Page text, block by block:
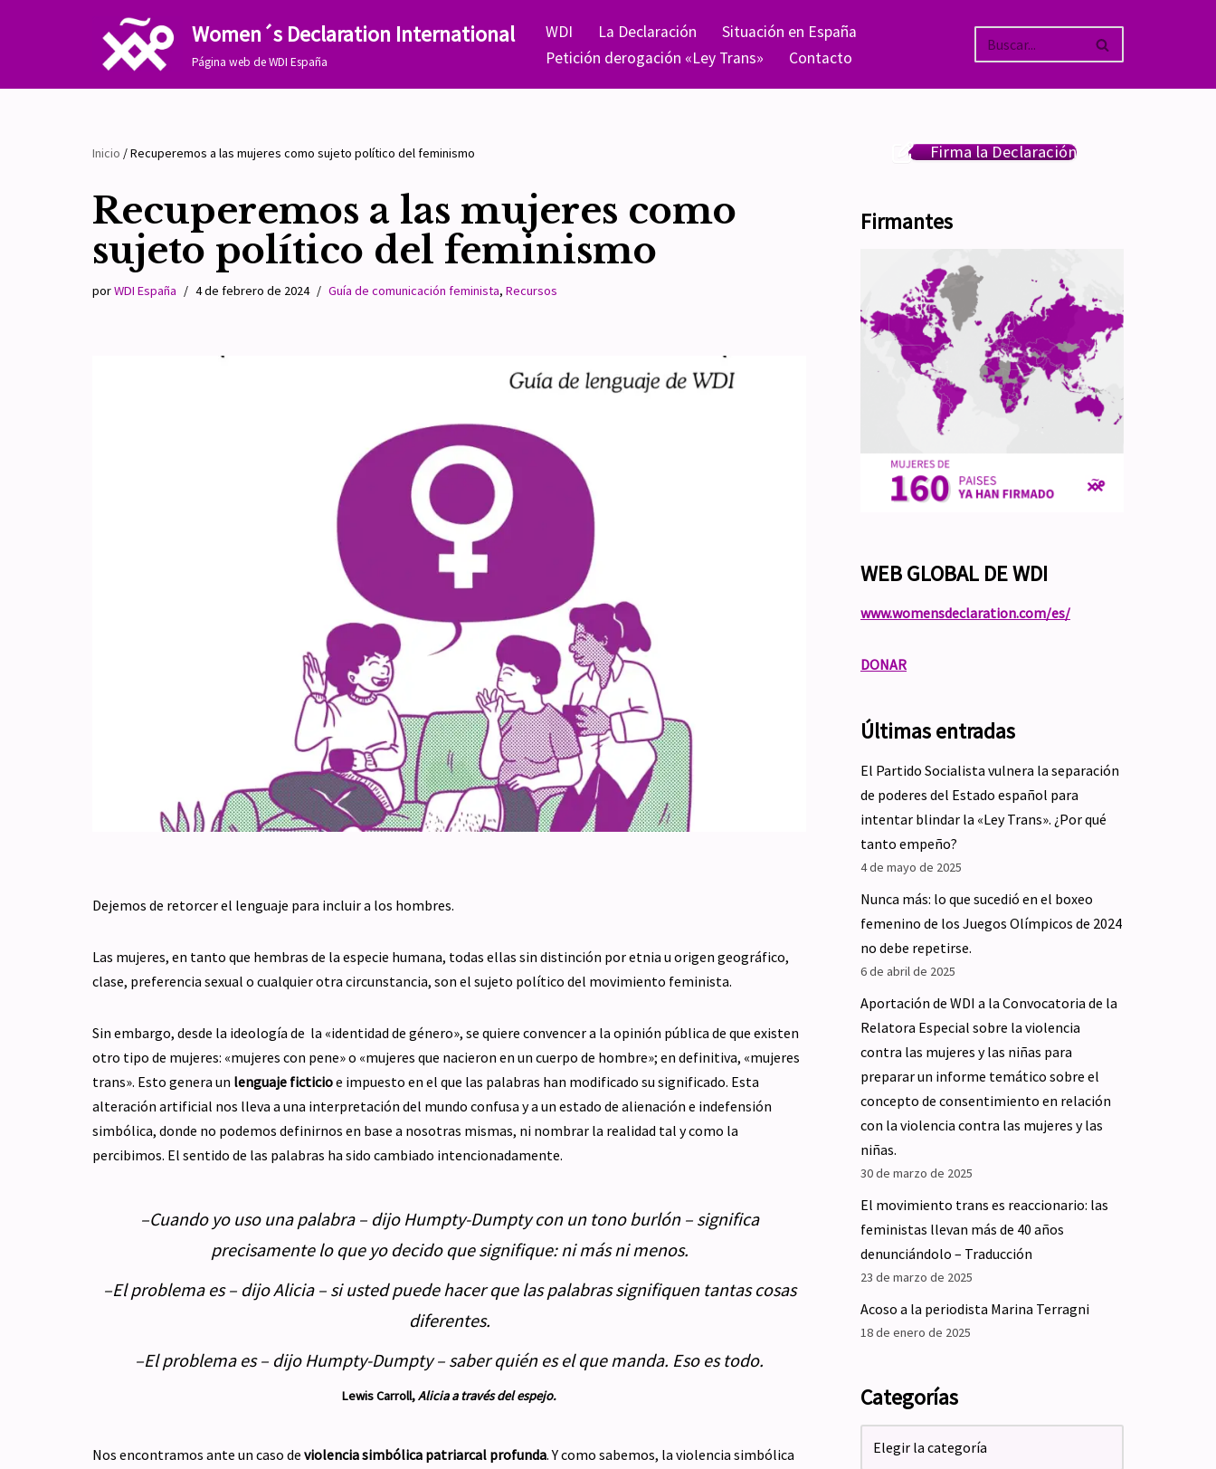
Women´s Declaration International
Página web de WDI España
WDI La Declaración
Situación en España
Petición derogación «Ley Trans»
Contacto
Inicio /Recuperemos a las mujeres como sujeto político del feminismo
Recuperemos a las mujeres como
sujeto político del feminismo
porWDI España 4 de febrero de 2024 Guía de comunicación feminista, Recursos
Dejemos de retorcer el lenguaje para incluir a los hombres.
Las mujeres, en tanto que hembras de la especie humana, todas ellas sin distinción por etnia u origen geográfico,
clase, preferencia sexual o cualquier otra circunstancia, son el sujeto político del movimiento feminista.
Sin embargo, desde la ideología de la «identidad de género», se quiere convencer a la opinión pública de que existen
otro tipo de mujeres: «mujeres con pene» o «mujeres que nacieron en un cuerpo de hombre»; en definitiva, «mujeres
trans». Esto genera un lenguaje ficticioe impuesto en el que las palabras han modificado su significado. Esta
alteración artificial nos lleva a una interpretación del mundo confusa y a un estado de alienación e indefensión
simbólica, donde no podemos definirnos en base a nosotras mismas, ni nombrar la realidad tal y como la
percibimos. El sentido de las palabras ha sido cambiado intencionadamente.
–Cuando yo uso una palabra – dijo Humpty-Dumpty con un tono burlón – significa
precisamente lo que yo decido que signifique: ni más ni menos.
–El problema es – dijo Alicia – si usted puede hacer que las palabras signifiquen tantas cosas
diferentes.
–El problema es – dijo Humpty-Dumpty – saber quién es el que manda. Eso es todo.
Lewis Carroll,Alicia a través del espejo.
Nos encontramos ante un caso de violencia simbólica patriarcal profunda. Y como sabemos, la violencia simbólica
Firma la Declaración
Firmantes
WEB GLOBAL DE WDI
www.womensdeclaration.com/es/
DONAR
Últimas entradas
El Partido Socialista vulnera la separación
de poderes del Estado español para
intentar blindar la «Ley Trans». ¿Por qué
tanto empeño?
4 de mayo de 2025
Nunca más: lo que sucedió en el boxeo
femenino de los Juegos Olímpicos de 2024
no debe repetirse.
6 de abril de 2025
Aportación de WDI a la Convocatoria de la
Relatora Especial sobre la violencia
contra las mujeres y las niñas para
preparar un informe temático sobre el
concepto de consentimiento en relación
con la violencia contra las mujeres y las
niñas.
30 de marzo de 2025
El movimiento trans es reaccionario: las
feministas llevan más de 40 años
denunciándolo – Traducción
23 de marzo de 2025
Acoso a la periodista Marina Terragni
18 de enero de 2025
Categorías